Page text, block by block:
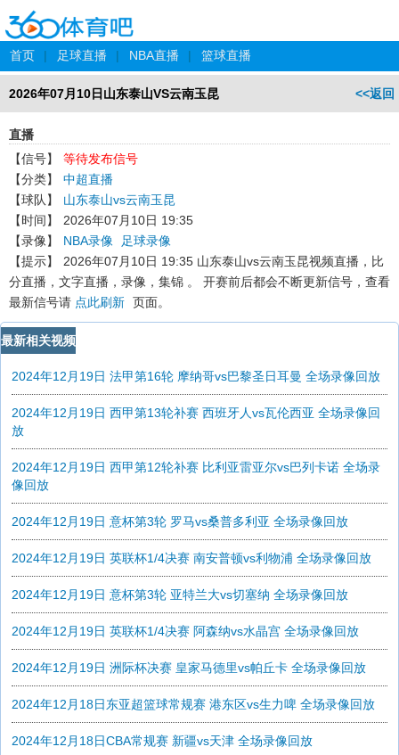
首页 | 足球直播 | NBA直播 | 篮球直播
<<返回
2026年07月10日山东泰山VS云南玉昆
直播
【信号】
等待发布信号
【分类】
中超直播
【球队】
山东泰山vs云南玉昆
【时间】
2026年07月10日 19:35
【录像】
NBA录像
足球录像
【提示】
2026年07月10日 19:35 山东泰山vs云南玉昆视频直播，比
分直播，文字直播，录像，集锦 。 开赛前后都会不断更新信号，查看
最新信号请 点此刷新 页面。
最新相关视频
2024年12月19日 法甲第16轮 摩纳哥vs巴黎圣日耳曼 全场录像回放
2024年12月19日 西甲第13轮补赛 西班牙人vs瓦伦西亚 全场录像回
放
2024年12月19日 西甲第12轮补赛 比利亚雷亚尔vs巴列卡诺 全场录
像回放
2024年12月19日 意杯第3轮 罗马vs桑普多利亚 全场录像回放
2024年12月19日 英联杯1/4决赛 南安普顿vs利物浦 全场录像回放
2024年12月19日 意杯第3轮 亚特兰大vs切塞纳 全场录像回放
2024年12月19日 英联杯1/4决赛 阿森纳vs水晶宫 全场录像回放
2024年12月19日 洲际杯决赛 皇家马德里vs帕丘卡 全场录像回放
2024年12月18日东亚超篮球常规赛 港东区vs生力啤 全场录像回放
2024年12月18日CBA常规赛 新疆vs天津 全场录像回放